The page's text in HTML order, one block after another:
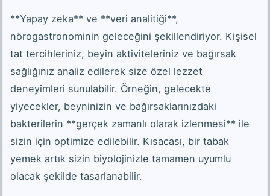
**Yapay zeka** ve **veri analitiği**,
nörogastronominin geleceğini şekillendiriyor. Kişisel
tat tercihleriniz, beyin aktiviteleriniz ve bağırsak
sağlığınız analiz edilerek size özel lezzet
deneyimleri sunulabilir. Örneğin, gelecekte
yiyecekler, beyninizin ve bağırsaklarınızdaki
bakterilerin **gerçek zamanlı olarak izlenmesi** ile
sizin için optimize edilebilir. Kısacası, bir tabak
yemek artık sizin biyolojinizle tamamen uyumlu
olacak şekilde tasarlanabilir.